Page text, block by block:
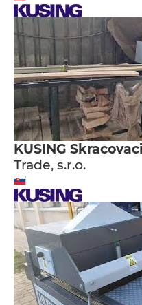
KUSING
Trade, s.r.o.